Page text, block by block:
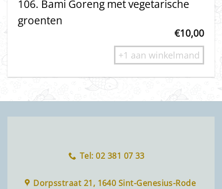
106. Bami Goreng met vegetarische
groenten
€10,00
+1 aan winkelmand
Tel: 02 381 07 33
Dorpsstraat 21, 1640 Sint-Genesius-Rode